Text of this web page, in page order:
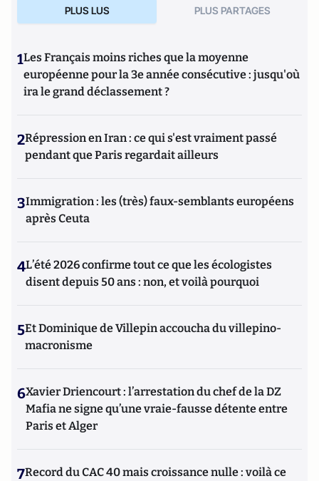
PLUS LUS PLUS PARTAGES
1Les Français moins riches que la moyenne
européenne pour la 3e année consécutive : jusqu'où
ira le grand déclassement ?
2Répression en Iran : ce qui s'est vraiment passé
pendant que Paris regardait ailleurs
3Immigration : les (très) faux-semblants européens
après Ceuta
4L’été 2026 confirme tout ce que les écologistes
disent depuis 50 ans : non, et voilà pourquoi
5Et Dominique de Villepin accoucha du villepino-
macronisme
6Xavier Driencourt : l’arrestation du chef de la DZ
Mafia ne signe qu’une vraie-fausse détente entre
Paris et Alger
7Record du CAC 40 mais croissance nulle : voilà ce